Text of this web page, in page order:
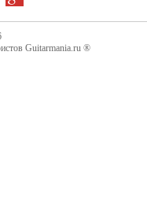
Guitarmania.ru ®